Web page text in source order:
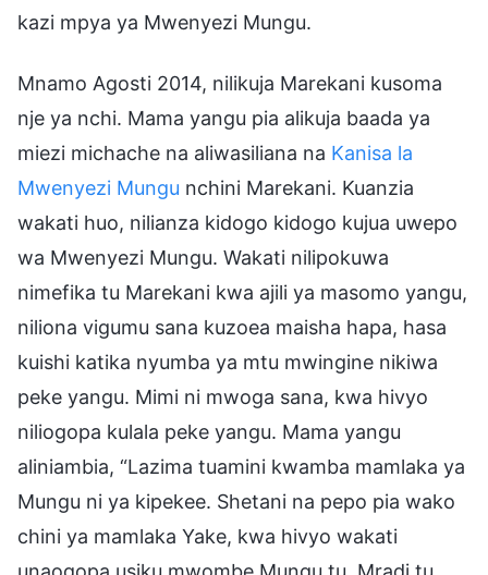
kazi mpya ya Mwenyezi Mungu.
Mnamo Agosti 2014, nilikuja Marekani kusoma
nje ya nchi. Mama yangu pia alikuja baada ya
miezi michache na aliwasiliana na Kanisa la
Mwenyezi Mungu nchini Marekani. Kuanzia
wakati huo, nilianza kidogo kidogo kujua uwepo
wa Mwenyezi Mungu. Wakati nilipokuwa
nimefika tu Marekani kwa ajili ya masomo yangu,
niliona vigumu sana kuzoea maisha hapa, hasa
kuishi katika nyumba ya mtu mwingine nikiwa
peke yangu. Mimi ni mwoga sana, kwa hivyo
niliogopa kulala peke yangu. Mama yangu
aliniambia, “Lazima tuamini kwamba mamlaka ya
Mungu ni ya kipekee. Shetani na pepo pia wako
chini ya mamlaka Yake, kwa hivyo wakati